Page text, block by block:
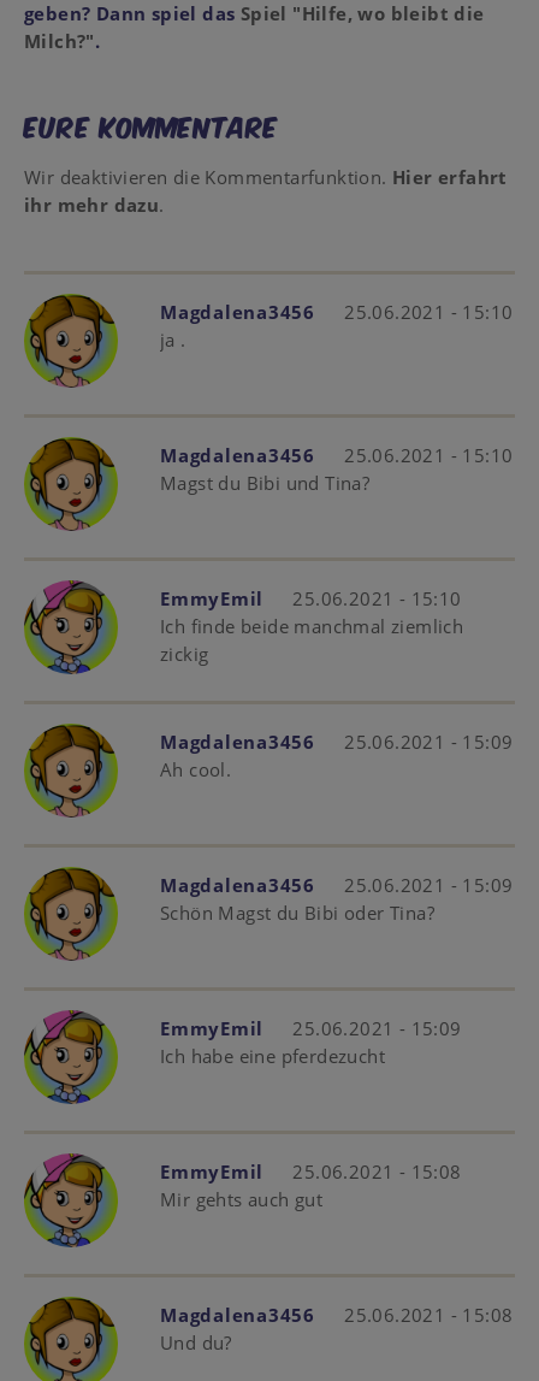
geben? Dann spiel das Spiel "Hilfe, wo bleibt die
Milch?".
Eure Kommentare
Wir deaktivieren die Kommentarfunktion. Hier erfahrt
ihr mehr dazu.
Magdalena3456
25.06.2021 - 15:10
ja .
Magdalena3456
25.06.2021 - 15:10
Magst du Bibi und Tina?
EmmyEmil
25.06.2021 - 15:10
Ich finde beide manchmal ziemlich
zickig
Magdalena3456
25.06.2021 - 15:09
Ah cool.
Magdalena3456
25.06.2021 - 15:09
Schön Magst du Bibi oder Tina?
EmmyEmil
25.06.2021 - 15:09
Ich habe eine pferdezucht
EmmyEmil
25.06.2021 - 15:08
Mir gehts auch gut
Magdalena3456
25.06.2021 - 15:08
Und du?